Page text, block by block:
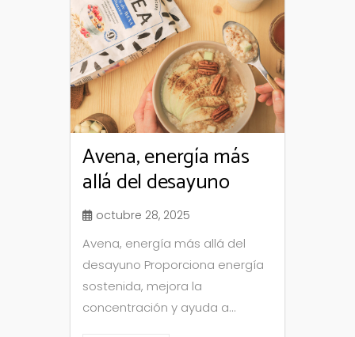
Avena, energía más
allá del desayuno
octubre 28, 2025
Avena, energía más allá del
desayuno Proporciona energía
sostenida, mejora la
concentración y ayuda a...